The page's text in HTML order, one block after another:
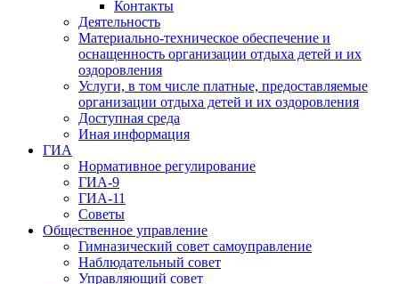
Контакты
Деятельность
Материально-техническое обеспечение и
оснащенность организации отдыха детей и их
оздоровления
Услуги, в том числе платные, предоставляемые
организации отдыха детей и их оздоровления
Доступная среда
Иная информация
ГИА
Нормативное регулирование
ГИА-9
ГИА-11
Советы
Общественное управление
Гимназический совет самоуправление
Наблюдательный совет
Управляющий совет